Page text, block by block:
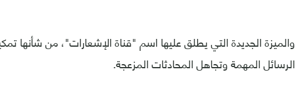
والميزة الجديدة التي يطلق عليها اسم "قناة الإشعارات"، من شأنها
الرسائل المهمة وتجاهل المحادثات المزعجة.